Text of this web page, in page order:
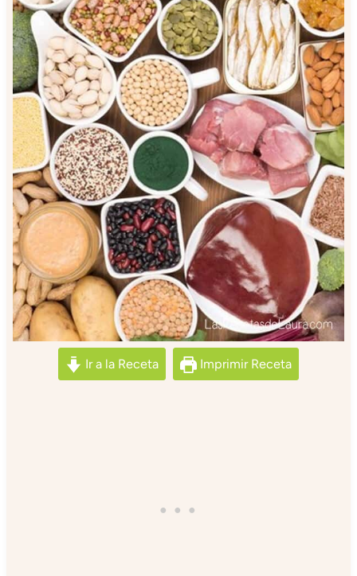
Ir a la Receta Imprimir Receta